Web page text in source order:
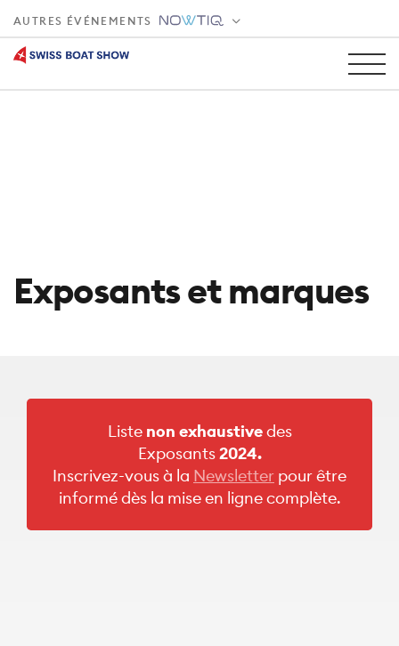
AUTRES ÉVÉNEMENTS
Exposants et marques
Liste non exhaustivedes
Exposants2024.
Inscrivez-vous à la Newsletter pour être
informé dès la mise en ligne complète.